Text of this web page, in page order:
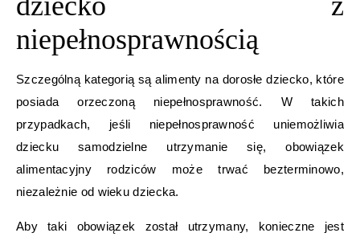
niepełnosprawnością
Szczególną kategorią są alimenty na dorosłe dziecko, które
posiada orzeczoną niepełnosprawność. W takich
przypadkach, jeśli niepełnosprawność uniemożliwia
dziecku samodzielne utrzymanie się, obowiązek
alimentacyjny rodziców może trwać bezterminowo,
niezależnie od wieku dziecka.
Aby taki obowiązek został utrzymany, konieczne jest